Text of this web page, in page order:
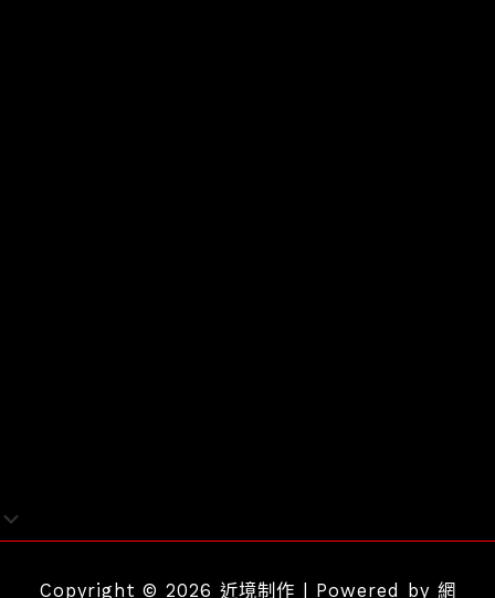
Copyright © 2026 近境制作 | Powered by 網